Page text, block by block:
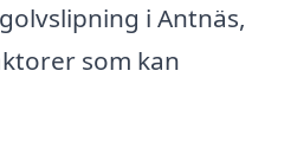
i Antnäs,
som kan